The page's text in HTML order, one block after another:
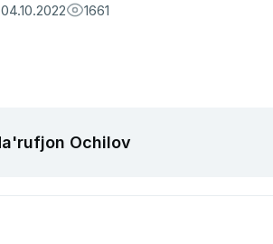
1661
Ochilov